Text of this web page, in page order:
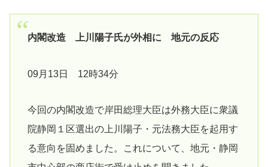
内閣改造 上川陽子氏が外相に 地元の反応
09月13日 12時34分
今回の内閣改造で岸田総理大臣は外務大臣に衆議
院静岡１区選出の上川陽子・元法務大臣を起用す
る意向を固めました。これについて、地元・静岡